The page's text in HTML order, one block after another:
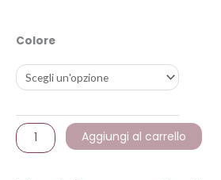
Colore
PALLA
SICILY
(3ASS)D10
quantità
Aggiungi al carrello